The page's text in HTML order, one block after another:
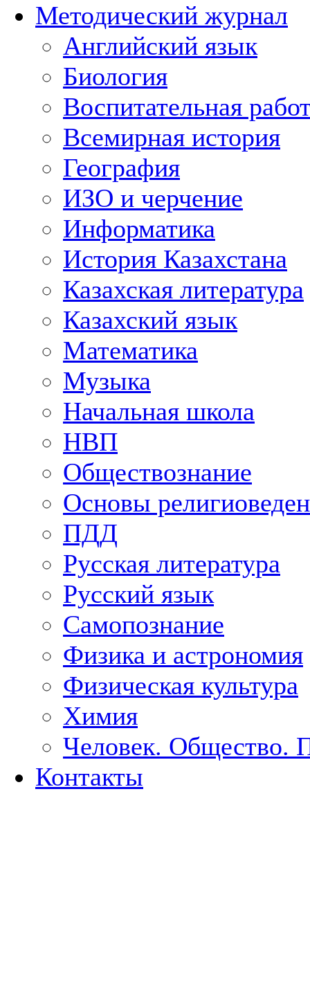
Методический журнал
Английский язык
Биология
Воспитательная
Всемирная история
География
ИЗО и черчение
Информатика
История Казахстана
Казахская литература
Казахский язык
Математика
Музыка
Начальная школа
НВП
Обществознание
Основы
ПДД
Русская литература
Русский язык
Самопознание
Физика и астрономия
Физическая культура
Химия
Человек. Общество.
Контакты